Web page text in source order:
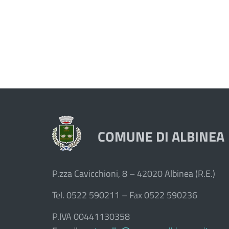
COMUNE DI ALBINEA
P.zza Cavicchioni, 8 – 42020 Albinea (R.E.)
Tel. 0522 590211 – Fax 0522 590236
P.IVA 00441130358